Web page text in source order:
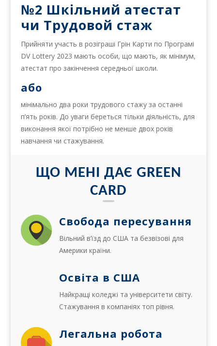
№2 Шкільний атестат
чи Трудовой стаж
Прийняти участь в розіграші Грін Карти по Програмі
DV Lottery 2023 мають особи, що мають, як мінімум,
атестат про закінчення середньої школи.
або
мінімально два роки трудового стажу за останні
п’ять років. До уваги береться тільки діяльність, для
виконання якої потрібно не менше двох років
навчання чи стажування.
ЩО МЕНІ ДАЄ GREEN
CARD
Свобода пересування
Вільний в’їзд до США та безвізові для
Америки країни.
Освіта в США
Найкращі коледжі та університети світу.
Стажування в компаніях топ рівня.
Легальна робота